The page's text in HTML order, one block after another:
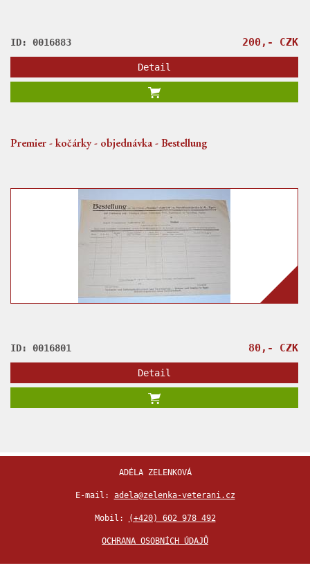
ID: 0016883 200,- CZK
Detail
Premier - kočárky - objednávka - Bestellung
ID: 0016801 80,- CZK
Detail
ADÉLA ZELENKOVÁ
E-mail: adela@zelenka-veterani.cz
Mobil: (+420) 602 978 492
OCHRANA OSOBNÍCH ÚDAJŮ